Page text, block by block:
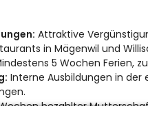
Attraktive
in Mägenwil und
5 Wochen Ferien,
Interne Ausbildungen in der
bezahlter